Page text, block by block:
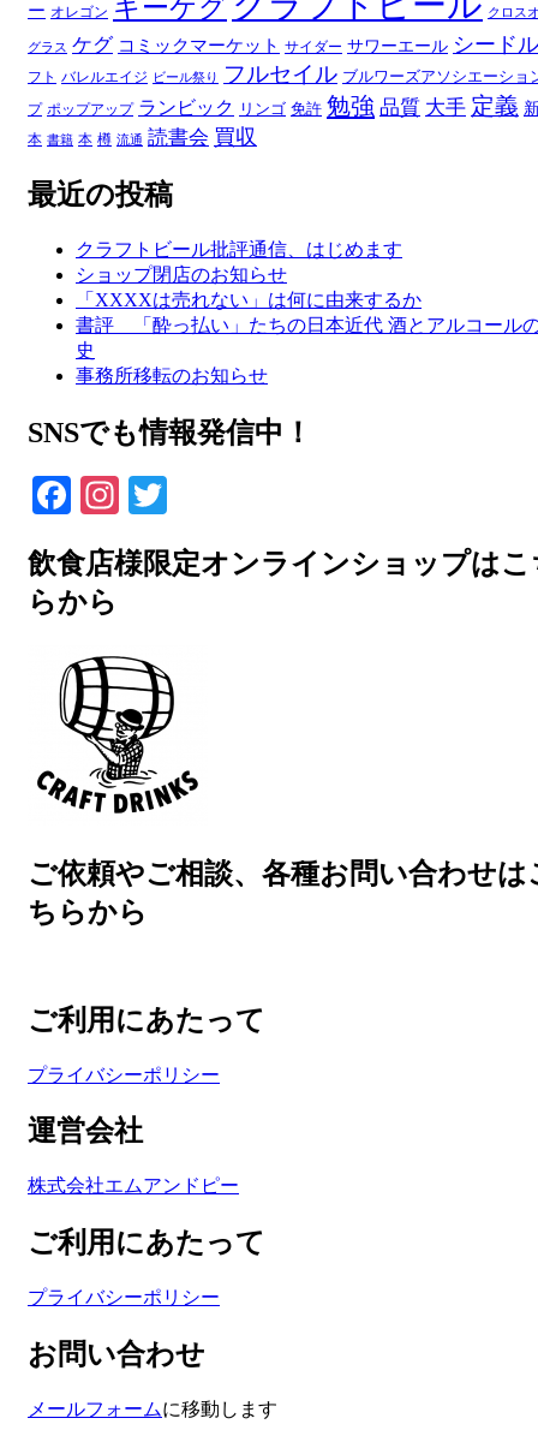
ー オレゴン キーケグ クロス
グラス ケグ コミックマーケット サイダー サワーエール シードル
フト バレルエイジ ビール祭り フルセイル ブルワーズアソシエーショ
プ ポップアップ ランビック リンゴ 免許 勉強 品質 大手 定義
本 書籍 本 樽 流通 読書会 買収
最近の投稿
クラフトビール批評通信、はじめます
ショップ閉店のお知らせ
「XXXXは売れない」は何に由来するか
書評 「酔っ払い」たちの日本近代 酒とアルコール
史
事務所移転のお知らせ
SNSでも情報発信中！
Facebook
Instagram
飲食店様限定オンラインショップはこ
らから
ご依頼やご相談、各種お問い合わせは
ちらから
ご利用にあたって
プライバシーポリシー
運営会社
株式会社エムアンドピー
ご利用にあたって
プライバシーポリシー
お問い合わせ
メールフォームに移動します